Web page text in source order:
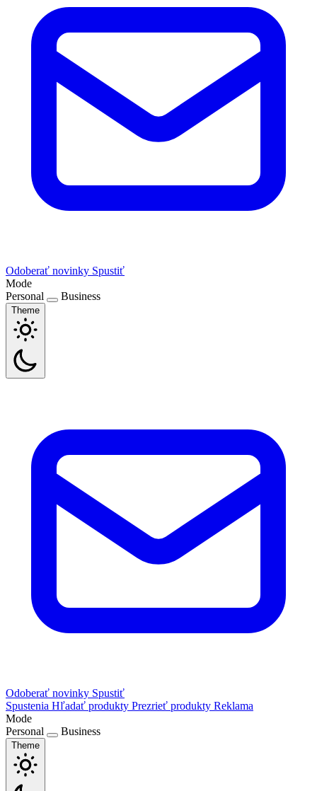
Odoberať novinky Spustiť
Mode
Personal
Business
Theme
Odoberať novinky Spustiť
Spustenia Hľadať produkty Prezrieť produkty Reklama
Mode
Personal
Business
Theme